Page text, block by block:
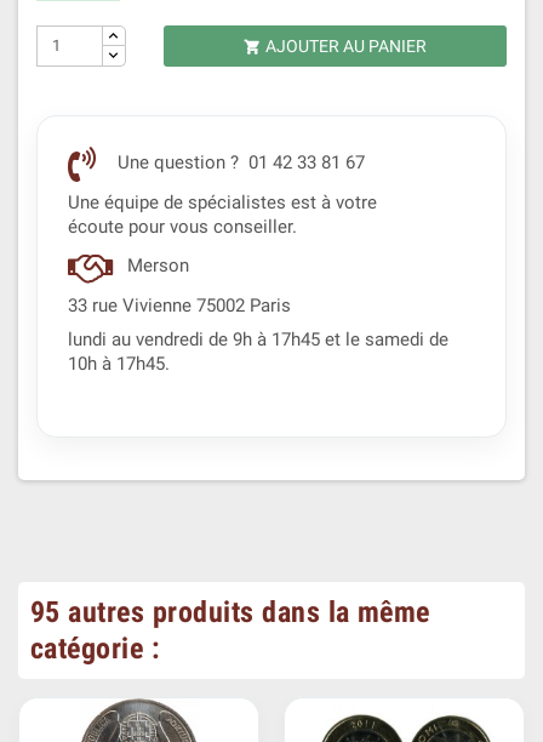
 AJOUTER AU PANIER
Une question ? 01 42 33 81 67
Une équipe de spécialistes est à votre
écoute pour vous conseiller.
Merson
33 rue Vivienne 75002 Paris
lundi au vendredi de 9h à 17h45 et le samedi de
10h à 17h45.
95 autres produits dans la même
catégorie :